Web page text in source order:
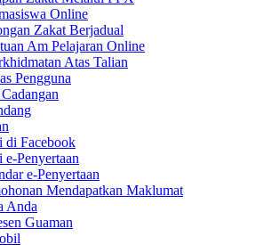
Online
Zakat Berjadual
Am Pelajaran Online
Atas Talian
Pengguna
di Facebook
e-Penyertaan
e-Penyertaan
Mendapatkan Maklumat
Anda
Guaman